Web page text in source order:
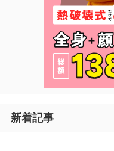
新着記事